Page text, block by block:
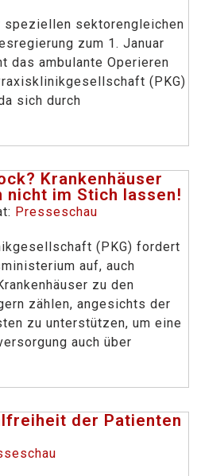
speziellen sektorengleichen
zum 1. Januar
das ambulante Operieren
(PKG)
sich durch
Krankenhäuser
nicht im Stich lassen!
Presseschau
(PKG) fordert
auf, auch
zu den
zählen, angesichts der
zu unterstützen, um eine
auch über
der Patienten